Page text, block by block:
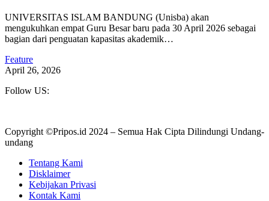
UNIVERSITAS ISLAM BANDUNG (Unisba) akan
mengukuhkan empat Guru Besar baru pada 30 April 2026 sebagai
bagian dari penguatan kapasitas akademik…
Feature
April 26, 2026
Follow US:
Copyright ©Pripos.id 2024 – Semua Hak Cipta Dilindungi Undang-
undang
Tentang Kami
Disklaimer
Kebijakan Privasi
Kontak Kami